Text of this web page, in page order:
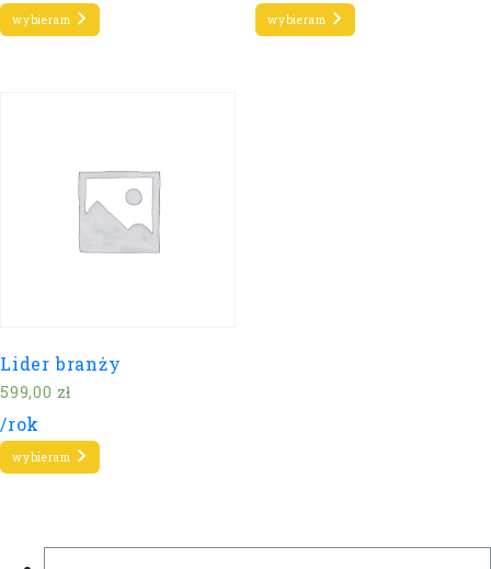
wybieram wybieram
Lider branży
599,00 zł
/rok
wybieram